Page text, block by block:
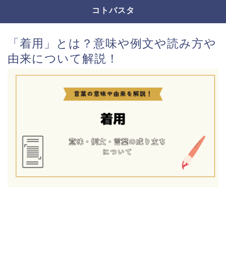
コトバスタ
「着用」とは？意味や例文や読み方や
由来について解説！